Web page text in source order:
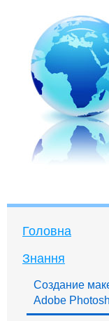
Головна
Знання
Создание
Adobe